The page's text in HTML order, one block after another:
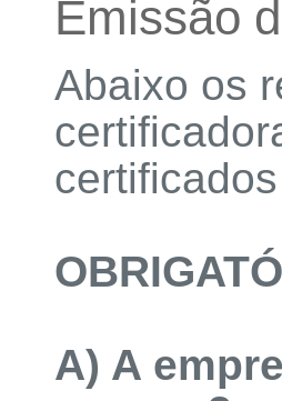
Emissão
Abaixo os
A) A